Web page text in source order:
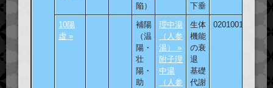
陥）
下垂
10陽
虚 »
補陽
（温
陽・
壮
陽・
助
理中湯
（人参
湯） »
附子理
中湯
（人参
生体
機能
の衰
退
基礎
代謝
020100101